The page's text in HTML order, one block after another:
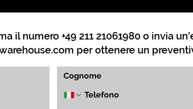
il numero +49 211 21061980 o invia
per ottenere un